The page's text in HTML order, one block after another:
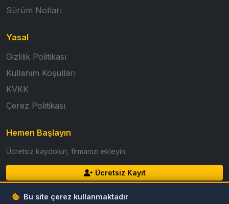
Sürüm Notları
Yasal
Gizlilik Politikası
Kullanım Koşulları
KVKK
Çerez Politikası
Hemen Başlayın
Ücretsiz kaydolun, firmanızı ekleyin.
Ücretsiz Kayıt
Giriş Yap
Bu site çerez kullanmaktadır